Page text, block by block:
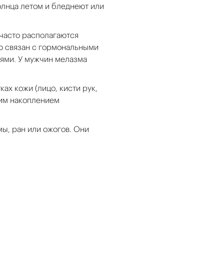
летом и бледнеют или
располагаются
связан с гормональными
У мужчин мелазма
кожи (лицо, кисти рук,
накоплением
ран или ожогов. Они